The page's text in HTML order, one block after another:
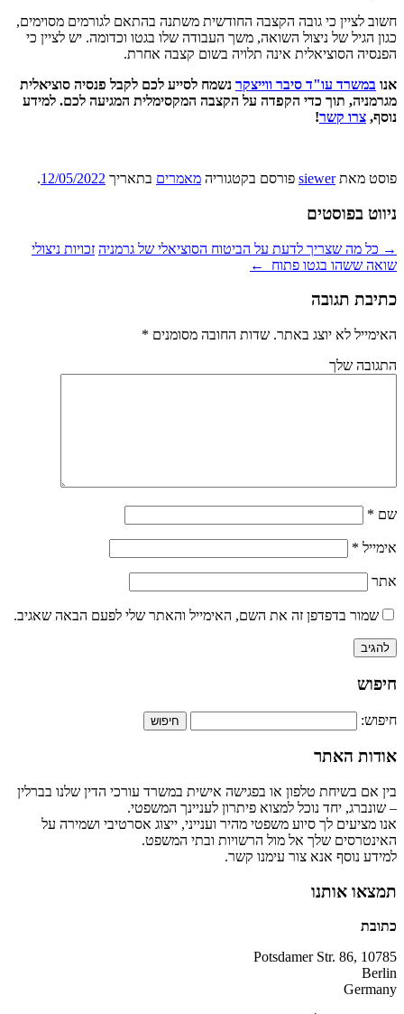
חשוב לציין כי גובה הקצבה החודשית משתנה בהתאם לגורמים מסוימים,
כגון הגיל של ניצול השואה, משך העבודה שלו בגטו וכדומה. יש לציין כי
הפנסיה הסוציאלית אינה תלויה בשום קצבה אחרת.
אנו במשרד עו"ד סיבר ווייצקר נשמח לסייע לכם לקבל פנסיה סוציאלית
מגרמניה, תוך כדי הקפדה על הקצבה המקסימלית המגיעה לכם. למידע
נוסף, צרו קשר!
פוסט מאתsiewer פורסם בקטגוריה מאמרים בתאריך 12/05/2022
.
ניווט בפוסטים
→ כל מה שצריך לדעת על הביטוח הסוציאלי של גרמניה זכויות ניצולי
שואה ששהו בגטו פתוח
←
כתיבת תגובה
האימייל לא יוצג באתר. שדות החובה מסומנים *
התגובה שלך
שם *
אימייל *
אתר
שמור בדפדפן זה את השם, האימייל והאתר שלי לפעם הבאה שאגיב.
חיפוש
חיפוש:
אודות האתר
בין אם בשיחת טלפון או בפגישה אישית במשרד עורכי הדין שלנו בברלין
– שונברג, יחד נוכל למצוא פיתרון לעניינך המשפטי.
אנו מציעים לך סיוע משפטי מהיר וענייני, ייצוג אסרטיבי ושמירה על
האינטרסים שלך אל מול הרשויות ובתי המשפט.
למידע נוסף אנא צור עימנו קשר.
תמצאו אותנו
כתובת
Potsdamer Str. 86, 10785
Berlin
Germany